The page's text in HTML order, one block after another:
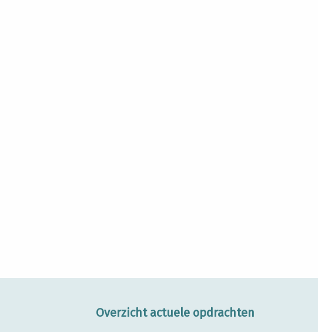
Overzicht actuele opdrachten